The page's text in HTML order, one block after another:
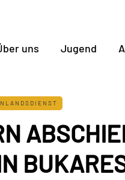
uns Jugend